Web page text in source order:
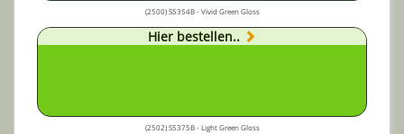
(2500) S5354B - Vivid Green Gloss
Hier bestellen..
(2502) S5375B - Light Green Gloss